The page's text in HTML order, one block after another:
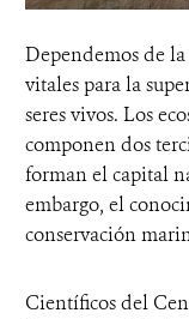
Dependemos de
vitales para la
seres vivos. Los
componen dos
forman el capital
embargo, el
conservación
Científicos del